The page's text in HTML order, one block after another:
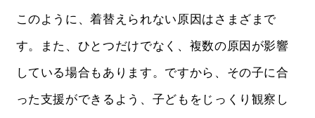
このように、着替えられない原因はさまざまで
す。また、ひとつだけでなく、複数の原因が影響
している場合もあります。ですから、その子に合
った支援ができるよう、子どもをじっくり観察し